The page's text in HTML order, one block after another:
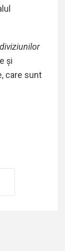
și
care sunt